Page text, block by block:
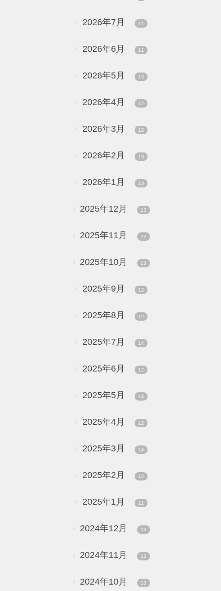
2026年7月 11
2026年6月 11
2026年5月 13
2026年4月 12
2026年3月 12
2026年2月 13
2026年1月 13
2025年12月 13
2025年11月 12
2025年10月 13
2025年9月 12
2025年8月 12
2025年7月 14
2025年6月 12
2025年5月 14
2025年4月 12
2025年3月 14
2025年2月 12
2025年1月 11
2024年12月 13
2024年11月 13
2024年10月 13